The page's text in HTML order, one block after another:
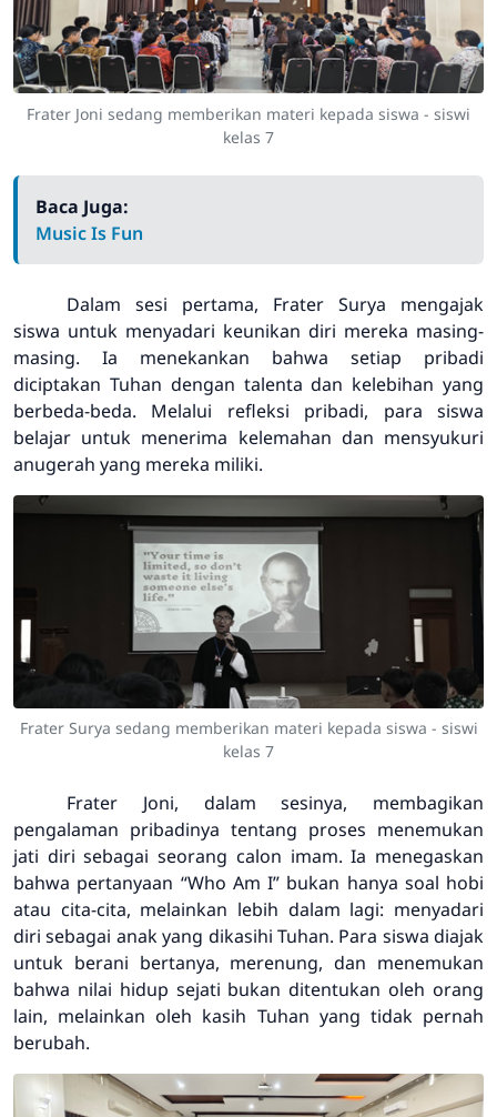
Frater Joni sedang memberikan materi kepada siswa - siswi
kelas 7
Baca Juga:
Music Is Fun
Dalam sesi pertama, Frater Surya mengajak
siswa untuk menyadari keunikan diri mereka masing-
masing. Ia menekankan bahwa setiap pribadi
diciptakan Tuhan dengan talenta dan kelebihan yang
berbeda-beda. Melalui refleksi pribadi, para siswa
belajar untuk menerima kelemahan dan mensyukuri
anugerah yang mereka miliki.
Frater Surya sedang memberikan materi kepada siswa - siswi
kelas 7
Frater Joni, dalam sesinya, membagikan
pengalaman pribadinya tentang proses menemukan
jati diri sebagai seorang calon imam. Ia menegaskan
bahwa pertanyaan “Who Am I” bukan hanya soal hobi
atau cita-cita, melainkan lebih dalam lagi: menyadari
diri sebagai anak yang dikasihi Tuhan. Para siswa diajak
untuk berani bertanya, merenung, dan menemukan
bahwa nilai hidup sejati bukan ditentukan oleh orang
lain, melainkan oleh kasih Tuhan yang tidak pernah
berubah.